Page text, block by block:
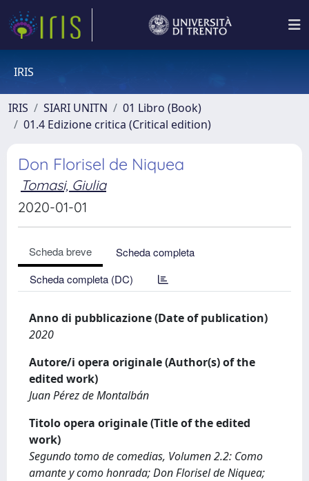
IRIS
IRIS SIARI UNITN
01 Libro (Book)
01.4 Edizione critica (Critical edition)
Don Florisel de Niquea
Tomasi, Giulia
2020-01-01
Scheda breve
Scheda completa
Scheda completa (DC)
Anno di pubblicazione (Date of publication)
2020
Autore/i opera originale (Author(s) of the
edited work)
Juan Pérez de Montalbán
Titolo opera originale (Title of the edited
work)
Segundo tomo de comedias, Volumen 2.2: Como
amante y como honrada; Don Florisel de Niquea;